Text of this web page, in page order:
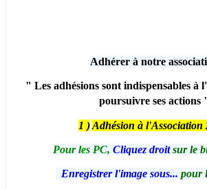
Adhérer à notre
" Les adhésions sont indispensables à
poursuivre ses actions
1 ) Adhésion à l'Association
Pour les PC, Cliquez droitsur le
Enregistrer l'image sous... pour